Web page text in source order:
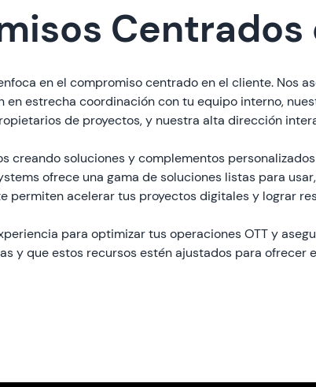
Centrados
en el compromiso centrado en el cliente. Nos
en estrecha coordinación con tu equipo interno,
de proyectos, y nuestra alta dirección
creando soluciones y complementos
ofrece una gama de soluciones listas para
permiten acelerar tus proyectos digitales y lograr
para optimizar tus operaciones OTT y
y que estos recursos estén ajustados para ofrecer